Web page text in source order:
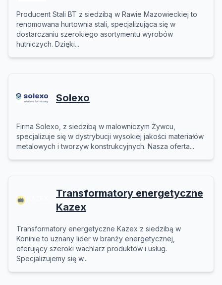
Producent Stali BT z siedzibą w Rawie Mazowieckiej to
renomowana hurtownia stali, specjalizująca się w
dostarczaniu szerokiego asortymentu wyrobów
hutniczych. Dzięki...
Solexo
Firma Solexo, z siedzibą w malowniczym Żywcu,
specjalizuje się w dystrybucji wysokiej jakości materiałów
metalowych i tworzyw konstrukcyjnych. Nasza oferta...
Transformatory energetyczne
Kazex
Transformatory energetyczne Kazex z siedzibą w
Koninie to uznany lider w branży energetycznej,
oferujący szeroki wachlarz produktów i usług.
Specjalizujemy się w...